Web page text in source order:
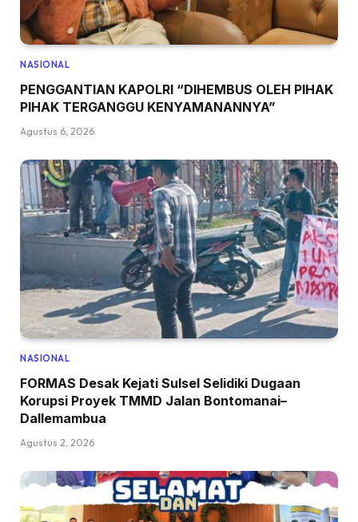
NASIONAL
PENGGANTIAN KAPOLRI “DIHEMBUS OLEH PIHAK
PIHAK TERGANGGU KENYAMANANNYA”
Agustus 6, 2026
NASIONAL
FORMAS Desak Kejati Sulsel Selidiki Dugaan
Korupsi Proyek TMMD Jalan Bontomanai–
Dallemambua
Agustus 2, 2026